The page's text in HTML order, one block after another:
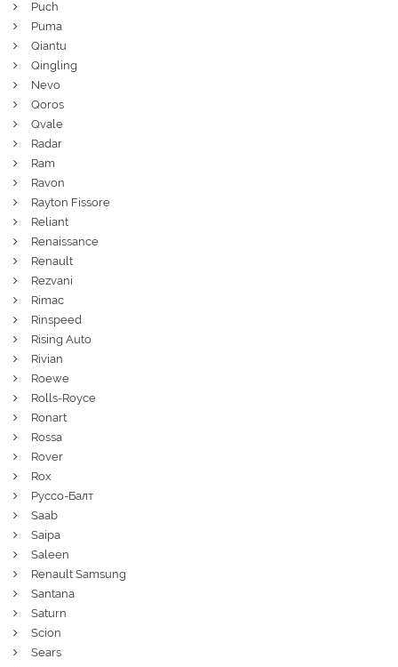
Puch
Puma
Qiantu
Qingling
Nevo
Qoros
Qvale
Radar
Ram
Ravon
Rayton Fissore
Reliant
Renaissance
Renault
Rezvani
Rimac
Rinspeed
Rising Auto
Rivian
Roewe
Rolls-Royce
Ronart
Rossa
Rover
Rox
Руссо-Балт
Saab
Saipa
Saleen
Renault Samsung
Santana
Saturn
Scion
Sears